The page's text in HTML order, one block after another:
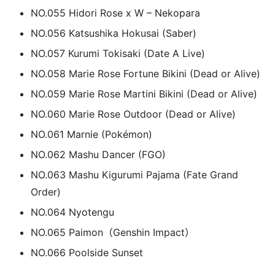
NO.055 Hidori Rose x W – Nekopara
NO.056 Katsushika Hokusai (Saber)
NO.057 Kurumi Tokisaki (Date A Live)
NO.058 Marie Rose Fortune Bikini (Dead or Alive)
NO.059 Marie Rose Martini Bikini (Dead or Alive)
NO.060 Marie Rose Outdoor (Dead or Alive)
NO.061 Marnie (Pokémon)
NO.062 Mashu Dancer (FGO)
NO.063 Mashu Kigurumi Pajama (Fate Grand
Order)
NO.064 Nyotengu
NO.065 Paimon（Genshin Impact）
NO.066 Poolside Sunset